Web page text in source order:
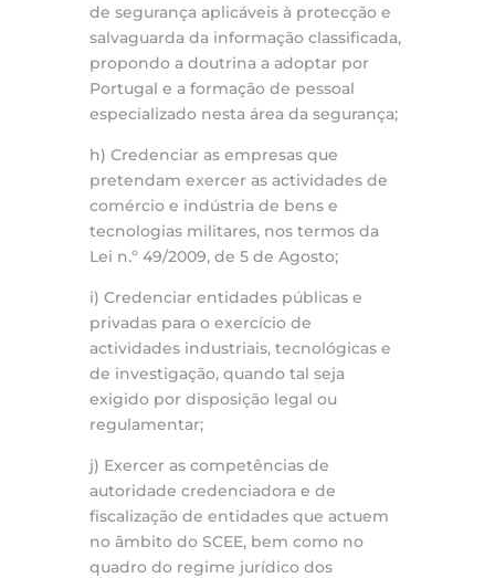
de segurança aplicáveis à protecção e
salvaguarda da informação classificada,
propondo a doutrina a adoptar por
Portugal e a formação de pessoal
especializado nesta área da segurança;
h) Credenciar as empresas que
pretendam exercer as actividades de
comércio e indústria de bens e
tecnologias militares, nos termos da
Lei n.º 49/2009, de 5 de Agosto;
i) Credenciar entidades públicas e
privadas para o exercício de
actividades industriais, tecnológicas e
de investigação, quando tal seja
exigido por disposição legal ou
regulamentar;
j) Exercer as competências de
autoridade credenciadora e de
fiscalização de entidades que actuem
no âmbito do SCEE, bem como no
quadro do regime jurídico dos